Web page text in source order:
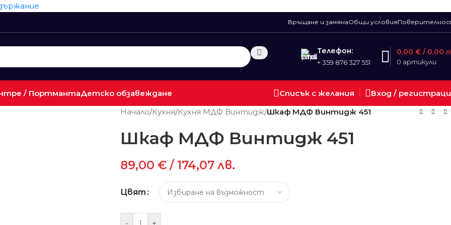
Връщане и замянаОбщи условия
Телефон:
+ 359 876 327 551 0 артикули
0,00 € / 0,00
/ ПортмантаДетско обзавеждане Списък с желания
Вход /
Начало/Кухня/Кухня МДФ Винтидж/Шкаф МДФ Винтидж 451
Шкаф МДФ Винтидж 451
89,00 € / 174,07 лв.
Цвят